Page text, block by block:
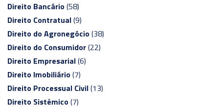
Direito Bancário(58)
Direito Contratual(9)
Direito do Agronegócio(38)
Direito do Consumidor(22)
Direito Empresarial(6)
Direito Imobiliário(7)
Direito Processual Civil(13)
Direito Sistêmico(7)